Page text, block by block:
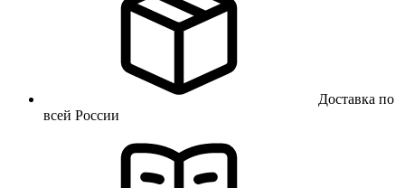
Доставка по
всей России